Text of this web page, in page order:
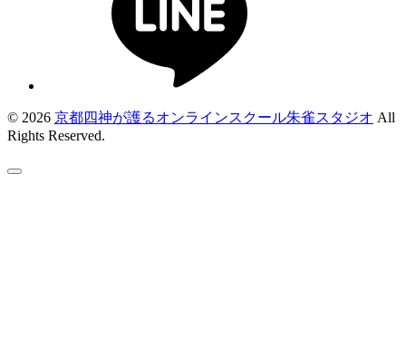
© 2026 京都四神が護るオンラインスクール朱雀スタジオ All
Rights Reserved.